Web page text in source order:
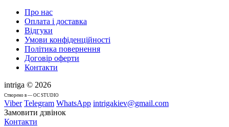
Про нас
Оплата і доставка
Відгуки
Умови конфіденційності
Політика повернення
Договір оферти
Контакти
intriga © 2026
Cтворено в — OC STUDIO
Viber Telegram WhatsApp intrigakiev@gmail.com
Замовити дзвінок
Контакти